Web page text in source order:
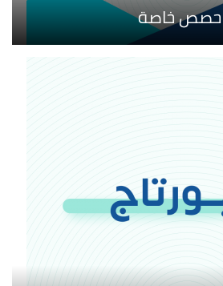
حصص خاصة